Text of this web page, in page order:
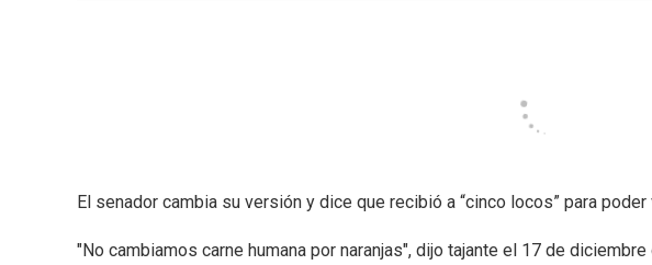
El senador cambia su versión y dice que recibió a “cinco locos” para
"No cambiamos carne humana por naranjas", dijo tajante el 17 de